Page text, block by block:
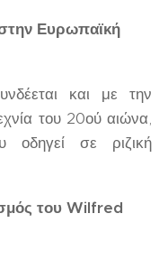
Ευρωπαϊκή
και με την
του 20ού αιώνα,
σε ριζική
του Wilfred